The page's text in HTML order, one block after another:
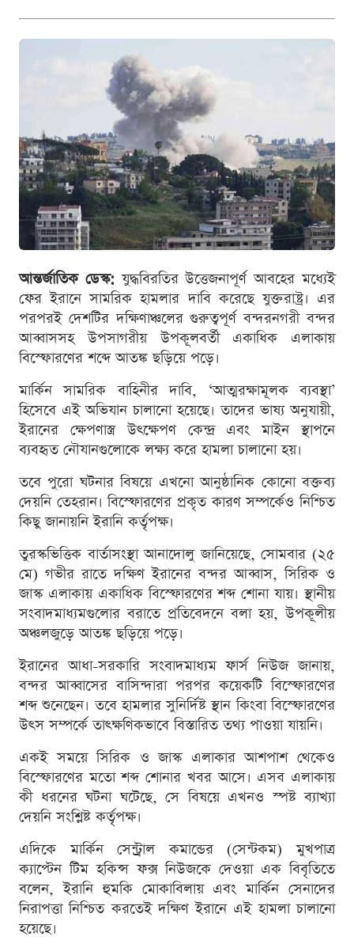
আন্তর্জাতিক ডেস্ক:যুদ্ধবিরতির উত্তেজনাপূর্ণ আবহের মধ্যেই
ফের ইরানে সামরিক হামলার দাবি করেছে যুক্তরাষ্ট্র। এর
পরপরই দেশটির দক্ষিণাঞ্চলের গুরুত্বপূর্ণ বন্দরনগরী বন্দর
আব্বাসসহ উপসাগরীয় উপকূলবর্তী একাধিক এলাকায়
বিস্ফোরণের শব্দে আতঙ্ক ছড়িয়ে পড়ে।
মার্কিন সামরিক বাহিনীর দাবি, ‘আত্মরক্ষামূলক ব্যবস্থা’
হিসেবে এই অভিযান চালানো হয়েছে। তাদের ভাষ্য অনুযায়ী,
ইরানের ক্ষেপণাস্ত্র উৎক্ষেপণ কেন্দ্র এবং মাইন স্থাপনে
ব্যবহৃত নৌযানগুলোকে লক্ষ্য করে হামলা চালানো হয়।
তবে পুরো ঘটনার বিষয়ে এখনো আনুষ্ঠানিক কোনো বক্তব্য
দেয়নি তেহরান। বিস্ফোরণের প্রকৃত কারণ সম্পর্কেও নিশ্চিত
কিছু জানায়নি ইরানি কর্তৃপক্ষ।
তুরস্কভিত্তিক বার্তাসংস্থা আনাদোলু জানিয়েছে, সোমবার (২৫
মে) গভীর রাতে দক্ষিণ ইরানের বন্দর আব্বাস, সিরিক ও
জাস্ক এলাকায় একাধিক বিস্ফোরণের শব্দ শোনা যায়। স্থানীয়
সংবাদমাধ্যমগুলোর বরাতে প্রতিবেদনে বলা হয়, উপকূলীয়
অঞ্চলজুড়ে আতঙ্ক ছড়িয়ে পড়ে।
ইরানের আধা-সরকারি সংবাদমাধ্যম ফার্স নিউজ জানায়,
বন্দর আব্বাসের বাসিন্দারা পরপর কয়েকটি বিস্ফোরণের
শব্দ শুনেছেন। তবে হামলার সুনির্দিষ্ট স্থান কিংবা বিস্ফোরণের
উৎস সম্পর্কে তাৎক্ষণিকভাবে বিস্তারিত তথ্য পাওয়া যায়নি।
একই সময়ে সিরিক ও জাস্ক এলাকার আশপাশ থেকেও
বিস্ফোরণের মতো শব্দ শোনার খবর আসে। এসব এলাকায়
কী ধরনের ঘটনা ঘটেছে, সে বিষয়ে এখনও স্পষ্ট ব্যাখ্যা
দেয়নি সংশ্লিষ্ট কর্তৃপক্ষ।
এদিকে মার্কিন সেন্ট্রাল কমান্ডের (সেন্টকম) মুখপাত্র
ক্যাপ্টেন টিম হকিন্স ফক্স নিউজকে দেওয়া এক বিবৃতিতে
বলেন, ইরানি হুমকি মোকাবিলায় এবং মার্কিন সেনাদের
নিরাপত্তা নিশ্চিত করতেই দক্ষিণ ইরানে এই হামলা চালানো
হয়েছে।